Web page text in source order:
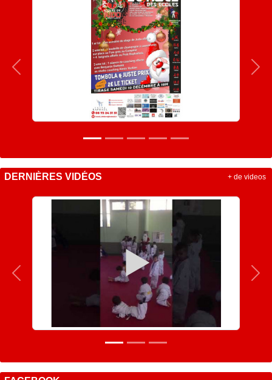
Précedent
DERNIÈRES VIDÉOS
Précedent
+ de videos